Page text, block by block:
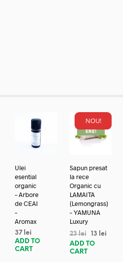
Ulei
esential
organic
– Arbore
de CEAI
–
Aromax
37 lei
ADD TO
CART
NOU!
REDUC
ERE!
Sapun presat
la rece
Organic cu
LAMAITA
(Lemongrass)
– YAMUNA
Luxury
23lei 13
lei
ADD TO
CART